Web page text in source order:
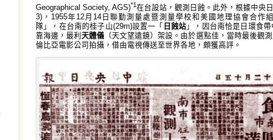
Geographical Society, AGS)*1在台設站，觀測日蝕。此外，根據中央
3)，1955年12月14日聯勤測量處暨測量學校和美國地理協會合作
隊」，在台南的桂子山(29m)設置一「 日蝕站 」，因台南恰是日環食
靠海邊，最利天體儀 （天文望遠鏡）架設。由於選點佳，當時最後觀
倫比亞電影公司拍攝，借由電視傳送至世界各地，頗獲高評。